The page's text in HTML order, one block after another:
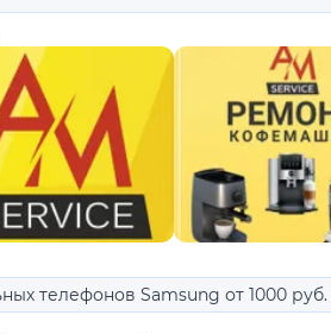
телефонов Samsung от 1000 руб.